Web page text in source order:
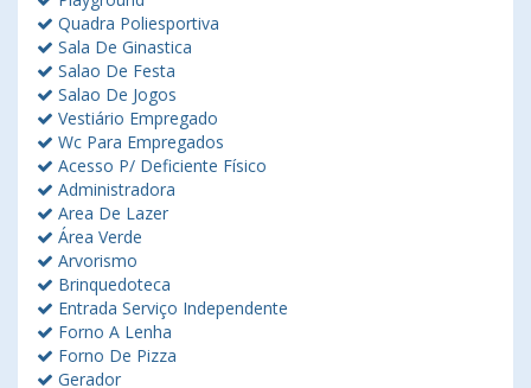
Quadra Poliesportiva
Sala De Ginastica
Salao De Festa
Salao De Jogos
Vestiário Empregado
Wc Para Empregados
Acesso P/ Deficiente Físico
Administradora
Area De Lazer
Área Verde
Arvorismo
Brinquedoteca
Entrada Serviço Independente
Forno A Lenha
Forno De Pizza
Gerador